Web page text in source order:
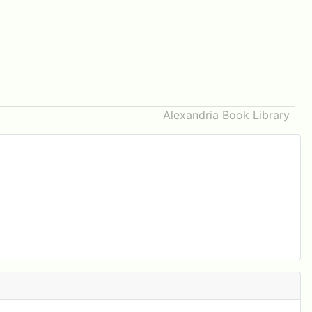
Alexandria Book Library